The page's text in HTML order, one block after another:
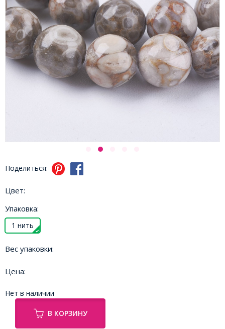
Поделиться:
Цвет:
Упаковка:
1 нить
Вес упаковки:
Цена:
Нет в наличии
В КОРЗИНУ